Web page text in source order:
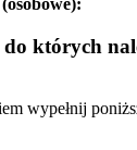
których
wypełnij